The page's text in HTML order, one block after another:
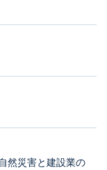
然災害と建設業の